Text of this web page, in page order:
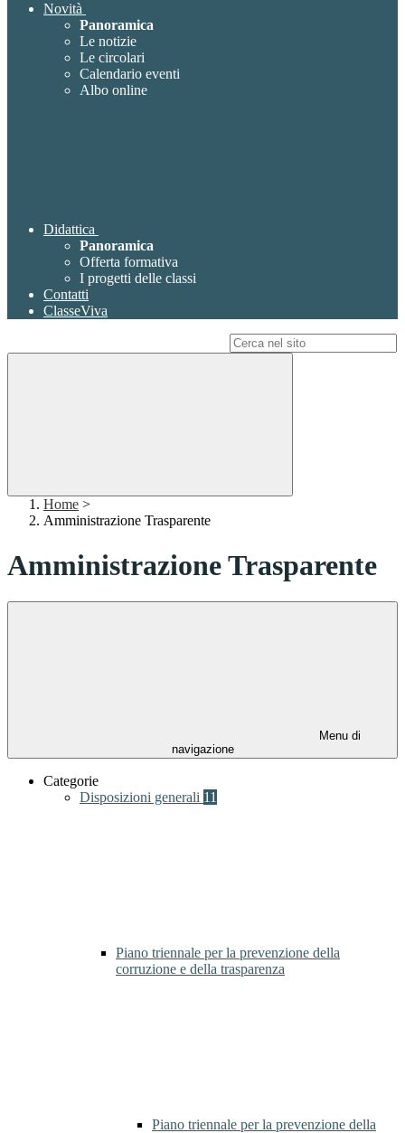
Novità
Panoramica
Le notizie
Le circolari
Calendario eventi
Albo online
Didattica
Panoramica
Offerta formativa
I progetti delle classi
Contatti
ClasseViva
Home >
Amministrazione Trasparente
Amministrazione Trasparente
Menu di
navigazione
Categorie
Disposizioni generali 11
Piano triennale per la prevenzione della
corruzione e della trasparenza
Piano triennale per la prevenzione della